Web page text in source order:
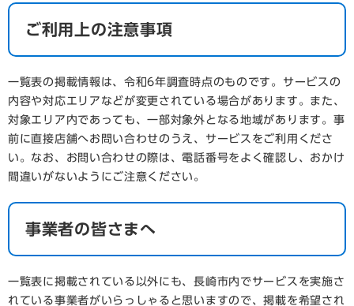
ご利用上の注意事項
一覧表の掲載情報は、令和6年調査時点のものです。サービスの
内容や対応エリアなどが変更されている場合があります。また、
対象エリア内であっても、一部対象外となる地域があります。事
前に直接店舗へお問い合わせのうえ、サービスをご利用くださ
い。なお、お問い合わせの際は、電話番号をよく確認し、おかけ
間違いがないようにご注意ください。
事業者の皆さまへ
一覧表に掲載されている以外にも、長崎市内でサービスを実施さ
れている事業者がいらっしゃると思いますので、掲載を希望され